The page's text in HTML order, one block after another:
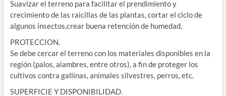
Suavizar el terreno para facilitar el prendimiento y
crecimiento de las raicillas de las plantas, cortar el ciclo de
algunos insectos,crear buena retención de humedad.
PROTECCION.
Se debe cercar el terreno con los materiales disponibles en la
región (palos, alambres, entre otros), a fin de proteger los
cultivos contra gallinas, animales silvestres, perros, etc.
SUPERFICIE Y DISPONIBILIDAD.